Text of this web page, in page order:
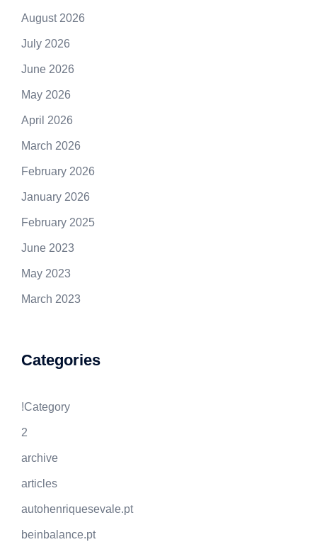
August 2026
July 2026
June 2026
May 2026
April 2026
March 2026
February 2026
January 2026
February 2025
June 2023
May 2023
March 2023
Categories
!Category
2
archive
articles
autohenriquesevale.pt
beinbalance.pt